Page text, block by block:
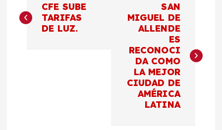
a
CFE SUBE
TARIFAS
DE LUZ.
SAN
MIGUEL DE
ALLENDE
ES
RECONOCI
DA COMO
LA MEJOR
CIUDAD DE
AMÉRICA
LATINA